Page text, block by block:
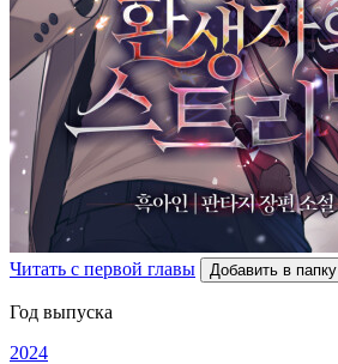
Читать с первой главы Добавить в папку
Год выпуска
2024